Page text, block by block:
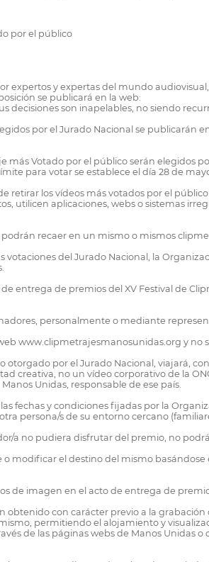
por el público
expertos y expertas del mundo
se publicará en la web:
decisiones son inapelables, no siendo
por el Jurado Nacional se publicarán
más Votado por el público serán elegidos
para votar se establece el día 28 de mayo
retirar los vídeos más votados por el
utilicen aplicaciones, webs o sistemas
recaer en un mismo o mismos
votaciones del Jurado Nacional, la
entrega de premios del XV Festival de
personalmente o mediante
www.clipmetrajesmanosunidas.org y no
por el Jurado Nacional, viajará,
creativa, no un vídeo corporativo de la
Unidas, responsable de ese país.
fechas y condiciones fijadas por la
persona/s de su entorno cercano
a no pudiera disfrutar del premio, no
modificar el destino del mismo
de imagen en el acto de entrega de
obtenido con carácter previo a la
permitiendo el alojamiento y
de las páginas webs de Manos